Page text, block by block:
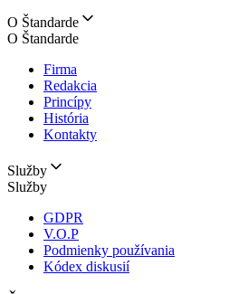
O Štandarde
O Štandarde
Firma
Redakcia
Princípy
História
Kontakty
Služby
Služby
GDPR
V.O.P
Podmienky používania
Kódex diskusií